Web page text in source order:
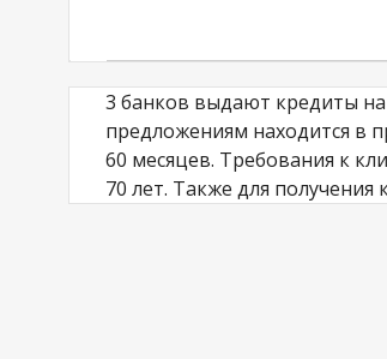
3 банков выдают кредиты
предложениям находится в
60 месяцев. Требования к
70 лет. Также для